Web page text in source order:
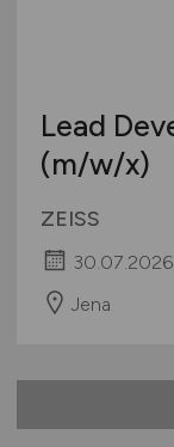
Lead
(m/w/x)
ZEISS
30.07.2026
Jena